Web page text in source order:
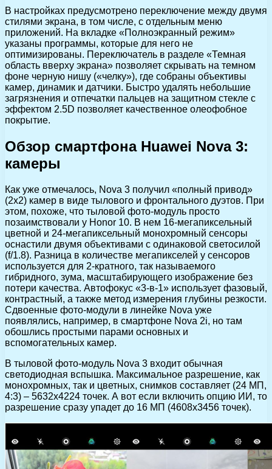
В настройках предусмотрено переключение между двумя
стилями экрана, в том числе, с отдельным меню
приложений. На вкладке «Полноэкранный режим»
указаны программы, которые для него не
оптимизированы. Переключатель в разделе «Темная
область вверху экрана» позволяет скрывать на темном
фоне черную нишу («челку»), где собраны объективы
камер, динамик и датчики. Быстро удалять небольшие
загрязнения и отпечатки пальцев на защитном стекле с
эффектом 2.5D позволяет качественное олеофобное
покрытие.
Обзор смартфона Huawei Nova 3:
камеры
Как уже отмечалось, Nova 3 получил «полный привод»
(2х2) камер в виде тылового и фронтального дуэтов. При
этом, похоже, что тыловой фото-модуль просто
позаимствовали у Honor 10. В нем 16-мегапиксельный
цветной и 24-мегапиксельный монохромный сенсоры
оснастили двумя объективами с одинаковой светосилой
(f/1.8). Разница в количестве мегапикселей у сенсоров
используется для 2-кратного, так называемого
гибридного, зума, масштабирующего изображение без
потери качества. Автофокус «3-в-1» использует фазовый,
контрастный, а также метод измерения глубины резкости.
Cдвоенные фото-модули в линейке Nova уже
появлялись, например, в смартфоне Nova 2i, но там
обошлись простыми парами основных и
вспомогательных камер.
В тыловой фото-модуль Nova 3 входит обычная
светодиодная вспышка. Максимальное разрешение, как
монохромных, так и цветных, снимков составляет (24 МП,
4:3) – 5632х4224 точек. А вот если включить опцию ИИ, то
разрешение сразу упадет до 16 МП (4608х3456 точек).